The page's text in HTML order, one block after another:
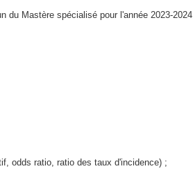
Mastère spécialisé pour l'année 2023-2024.
odds ratio, ratio des taux d'incidence) ;